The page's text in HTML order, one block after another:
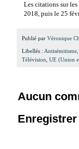
Les citations sur
2018, puis le 25
Publié par Véronique
Libellés : Antisémitisme
Télévision UE (Union
Aucun